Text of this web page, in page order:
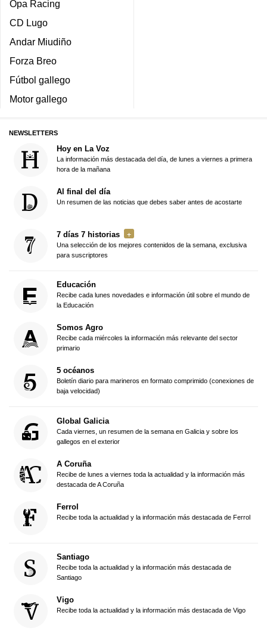
Opa Racing
CD Lugo
Andar Miudiño
Forza Breo
Fútbol gallego
Motor gallego
NEWSLETTERS
Hoy en La Voz
La información más destacada del día, de lunes a viernes a primera
hora de la mañana
Al final del día
Un resumen de las noticias que debes saber antes de acostarte
7 días 7 historias
Una selección de los mejores contenidos de la semana, exclusiva
para suscriptores
Educación
Recibe cada lunes novedades e información útil sobre el mundo de
la Educación
Somos Agro
Recibe cada miércoles la información más relevante del sector
primario
5 océanos
Boletín diario para marineros en formato comprimido (conexiones de
baja velocidad)
Global Galicia
Cada viernes, un resumen de la semana en Galicia y sobre los
gallegos en el exterior
A Coruña
Recibe de lunes a viernes toda la actualidad y la información más
destacada de A Coruña
Ferrol
Recibe toda la actualidad y la información más destacada de Ferrol
Santiago
Recibe toda la actualidad y la información más destacada de
Santiago
Vigo
Recibe toda la actualidad y la información más destacada de Vigo